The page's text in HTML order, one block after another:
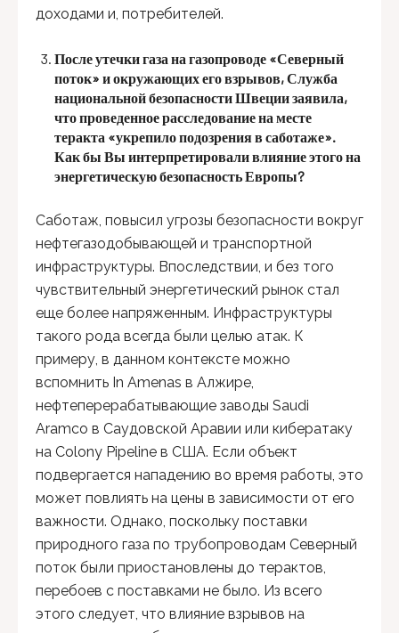
доходами и, потребителей.
После утечки газа на газопроводе «Северный
поток» и окружающих его взрывов, Служба
национальной безопасности Швеции заявила,
что проведенное расследованиена месте
теракта «укрепило подозрения в саботаже».
Как бы Вы интерпретировали влияние этого на
энергетическую безопасность Европы?
Cаботаж, повысил угрозы безопасности вокруг
нефтегазодобывающей и транспортной
инфраструктуры. Впоследствии, и без того
чувствительный энергетический рынок стал
еще более напряженным. Инфраструктуры
такого рода всегда были целью атак. К
примеру, в данном контексте можно
вспомнить In Amenas в Алжире,
нефтеперерабатывающие заводы Saudi
Aramco в Саудовской Аравии или кибератаку
на Colony Pipeline в США. Если объект
подвергается нападению во время работы, это
может повлиять на цены в зависимости от его
важности. Однако, поскольку поставки
природного газа по трубопроводам Северный
поток были приостановлены до терактов,
перебоев с поставками не было. Из всего
этого следует, что влияние взрывов на